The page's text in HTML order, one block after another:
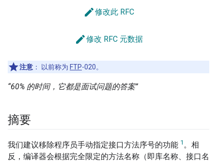
edit修改此 RFC
edit修改 RFC 元数据
注意 ： 以前称为 FTP-020。
“60% 的时间，它都是面试问题的答案”
摘要
我们建议移除程序员手动指定接口方法序号的功能 1 。相
反，编译器会根据完全限定的方法名称（即库名称、接口名